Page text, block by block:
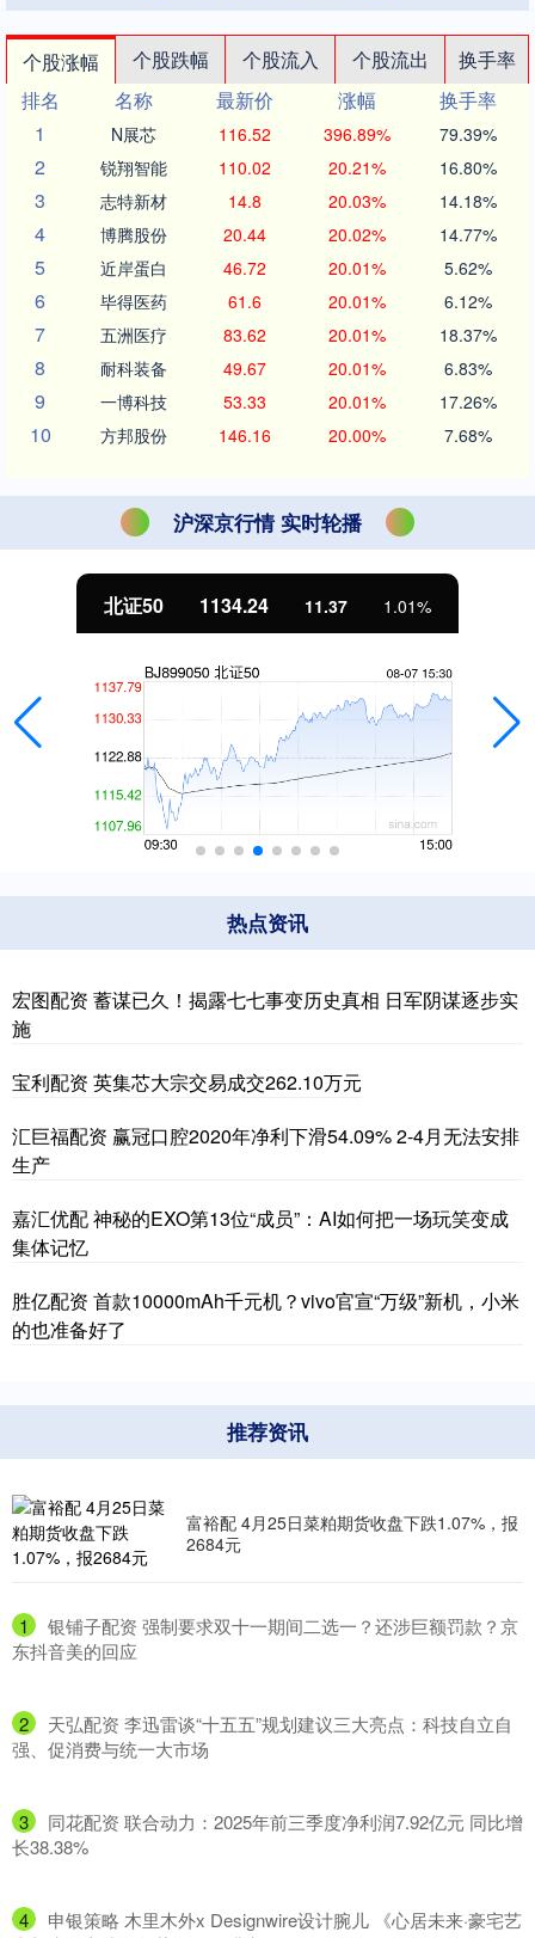
个股涨幅 个股跌幅 个股流入 个股流出
换手率
排名
名称 最新价 涨幅
换手率
1
N展芯 116.52 396.89% 79.39%
2 锐翔智能 110.02 20.21% 16.80%
3 志特新材 14.8 20.03% 14.18%
4 博腾股份 20.44 20.02% 14.77%
5 近岸蛋白 46.72 20.01% 5.62%
6 毕得医药 61.6 20.01% 6.12%
7 五洲医疗 83.62 20.01% 18.37%
8 耐科装备 49.67 20.01% 6.83%
9 一博科技 53.33 20.01% 17.26%
10 方邦股份 146.16 20.00% 7.68%
沪深京行情 实时轮播
北证50 1134.24 11.37 1.01%
热点资讯
宏图配资 蓄谋已久！揭露七七事变历史真相 日军阴谋逐步实
施
宝利配资 英集芯大宗交易成交262.10万元
汇巨福配资 赢冠口腔2020年净利下滑54.09% 2-4月无法安排
生产
嘉汇优配 神秘的EXO第13位“成员”：AI如何把一场玩笑变成
集体记忆
胜亿配资 首款10000mAh千元机？vivo官宣“万级”新机，小米
的也准备好了
推荐资讯
富裕配 4月25日菜粕期货收盘下跌1.07%，报
2684元
1
​银铺子配资 强制要求双十一期间二选一？还涉巨额罚款？京
东抖音美的回应
2
​天弘配资 李迅雷谈“十五五”规划建议三大亮点：科技自立自
强、促消费与统一大市场
3
​同花配资 联合动力：2025年前三季度净利润7.92亿元 同比增
长38.38%
4
​申银策略 木里木外x Designwire设计腕儿 《心居未来·豪宅艺